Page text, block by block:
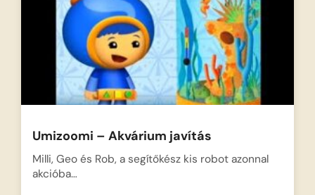
Umizoomi – Akvárium javítás
Milli, Geo és Rob, a segítőkész kis robot azonnal
akcióba…